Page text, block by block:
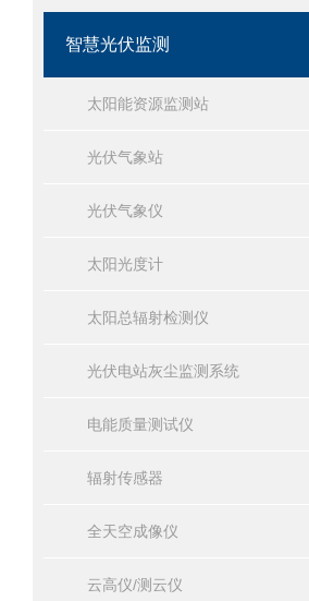
智慧光伏监测
太阳能资源监测站
光伏气象站
光伏气象仪
太阳光度计
太阳总辐射检测仪
光伏电站灰尘监测系统
电能质量测试仪
辐射传感器
全天空成像仪
云高仪/测云仪